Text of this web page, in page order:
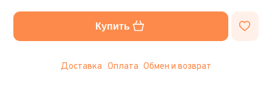
Купить
Доставка Оплата Обмен и возврат